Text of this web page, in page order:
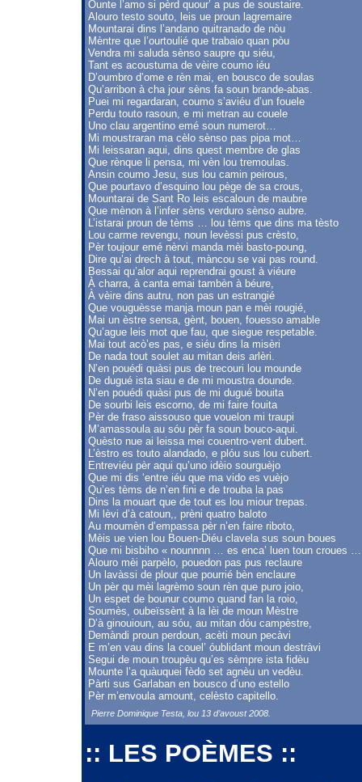
Ounte l’amo si pèrd quour’ a pus de soustaire.
Alouro testo souto, leis ue proun lagremaire
Mountarai dins l’andano quitranado de nòu
Mèntre que l’ourtoulié que trabaio quan pòu
Vendra mi saluda sènso saupre qu siéu,
Tant es acoustuma de vèire coumo iéu
D’oumbro d’ome e rèn mai, en bousco de soulas
Qu’arribon à cha jour sèns fa soun brande-abas.
Puei mi regardaran, coumo s’aviéu d’un fouele
Perdu touto rasoun, e mi metran au couele
Uno clau argentino emé soun numerot…
Mi moustraran ma cèlo sènso pas pipa mot…
Mi leissaran aqui, dins quest membre de glas
Que rènque li pensa, mi vèn lou tremoulas.
Ansin coumo Jesu, sus lou camin peirous,
Que pourtavo d’esquino lou pège de sa crous,
Mountarai de Sant Ro leis escaloun de maubre
Que mènon à l’infer sèns verduro sènso aubre.
L’istarai proun de tèms … lou tèms que dins ma tèsto
Lou carme revengu, noun levèssi pus crèsto,
Pèr toujour emé nèrvi manda mèi basto-poung,
Dire qu’ai drech à tout, màncou se vai pas round.
Bessai qu’alor aqui reprendrai goust à viéure
À charra, à canta emai tambèn à béure,
À vèire dins autru, non pas un estrangié
Que vouguèsse manja moun pan e mèi rougié,
Mai un èstre sensa, gènt, bouen, fouesso amable
Qu’ague leis mot que fau, que siegue respetable.
Mai tout acò’es pas, e siéu dins la misèri
De nada tout soulet au mitan deis arlèri.
N’en pouédi quàsi pus de trecouri lou mounde
De dugué ista siau e de mi moustra dounde.
N’en pouédi quàsi pus de mi dugué bouita
De sourbi leis escorno, de mi faire fouita
Pèr de fraso aissouso que vouelon mi traupi
M’amassoula au sóu pèr fa soun bouco-aqui.
Quèsto nue ai leissa mei couentro-vent dubert.
L’èstro es touto alandado, e plóu sus lou cubert.
Entreviéu pèr aqui qu’uno idèio sourguèjo
Que mi dis ‘entre iéu que ma vido es vuèjo
Qu’es tèms de n’en fini e de trouba la pas
Dins la mouart que de tout es lou miour trepas.
Mi lèvi d’à catoun,, prèni quatro baloto
Au moumèn d’empassa pèr n’en faire riboto,
Mèis ue vien lou Bouen-Diéu clavela sus soun boues
Que mi bisbiho « nounnnn … es enca’ luen toun croues
Alouro mèi parpèlo, pouedon pas pus reclaure
Un lavàssi de plour que pourrié bèn enclaure
Un pèr qu mèi lagrèmo soun rèn que puro joio,
Un espet de bounur coumo quand fan la roio,
Soumès, oubeïssènt à la lèi de moun Mèstre
D’à ginouioun, au sóu, au mitan dóu campèstre,
Demàndi proun perdoun, acèti moun pecàvi
E m’en vau dins la couel’ óublidant moun destràvi
Segui de moun troupèu qu’es sèmpre ista fidèu
Mounte l’a quàuquei fèdo set agnèu un vedèu.
Pàrti sus Garlaban en bousco d’uno estello
Pèr m’envoula amount, celèsto capitello.
Pierre Dominique Testa, lou 13 d’avoust 2008.
:: LES POÈMES ::